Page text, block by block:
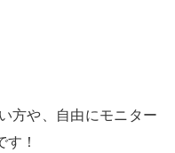
方や、自由にモニター
！